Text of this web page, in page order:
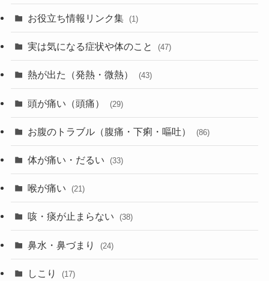
お役立ち情報リンク集 (1)
実は気になる症状や体のこと (47)
熱が出た（発熱・微熱） (43)
頭が痛い（頭痛） (29)
お腹のトラブル（腹痛・下痢・嘔吐） (86)
体が痛い・だるい (33)
喉が痛い (21)
咳・痰が止まらない (38)
鼻水・鼻づまり (24)
しこり (17)